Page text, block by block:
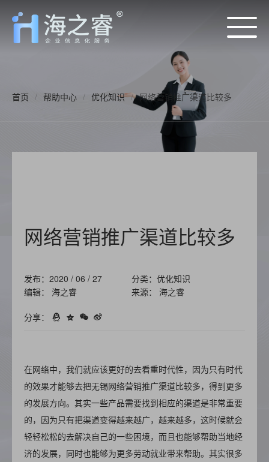
首页 / 帮助中心 / 优化知识 / 网络营销推广渠道比较多
网络营销推广渠道比较多
发布：2020 / 06 / 27
分类：优化知识
编辑： 海之睿
来源： 海之睿
分享：
在网络中，我们就应该更好的去看重时代性，因为只有时代
的效果才能够去把无锡网络营销推广渠道比较多，得到更多
的发展方向。其实一些产品需要找到相应的渠道是非常重要
的，因为只有把渠道变得越来越广，越来越多，这时候就会
轻轻松松的去解决自己的一些困境，而且也能够帮助当地经
济的发展，同时也能够为更多劳动就业带来帮助。其实很多